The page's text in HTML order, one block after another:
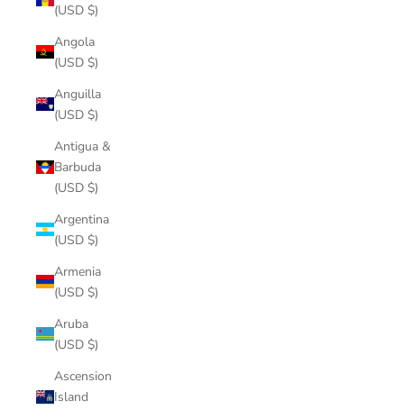
(USD $)
Angola
(USD $)
Anguilla
(USD $)
Antigua &
Barbuda
(USD $)
Argentina
(USD $)
Armenia
(USD $)
Aruba
(USD $)
Ascension
Island